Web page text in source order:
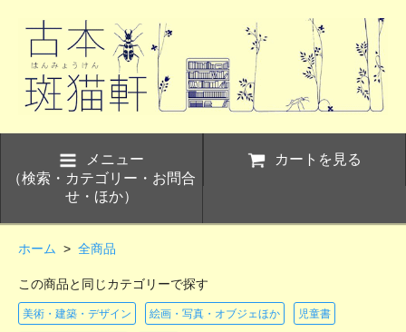
メニュー
（検索・カテゴリー・お問合
せ・ほか）
カートを見る
ホーム > 全商品
この商品と同じカテゴリーで探す
美術・建築・デザイン 絵画・写真・オブジェほか 児童書